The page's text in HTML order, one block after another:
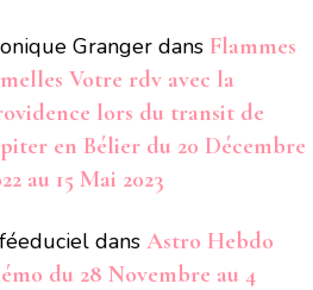
Granger dans Flammes
Votre rdv avec la
lors du transit de
en Bélier du 20 Décembre
au 15 Mai 2023
dans Astro Hebdo
du 28 Novembre au 4